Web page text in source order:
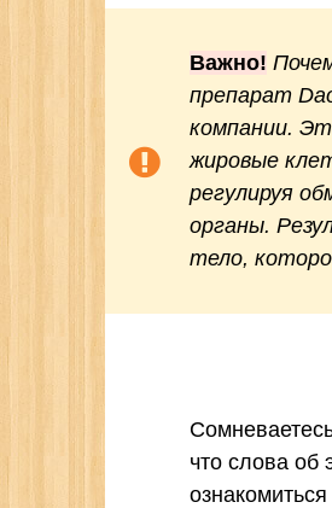
Важно!
препарат
компании.
жировые
регулируя
органы.
тело,
что слова об